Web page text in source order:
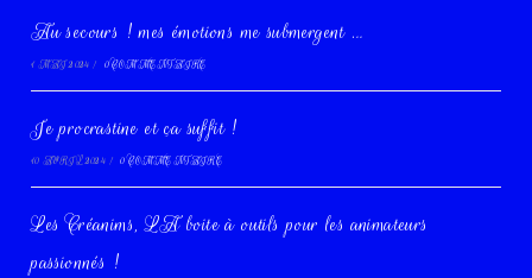
Au secours ! mes émotions me submergent …
1 MAI 2024 / 0 COMMENTAIRE
Je procrastine et ça suffit !
10 AVRIL 2024 / 0 COMMENTAIRE
Les Créanims, LA boite à outils pour les animateurs
passionnés !